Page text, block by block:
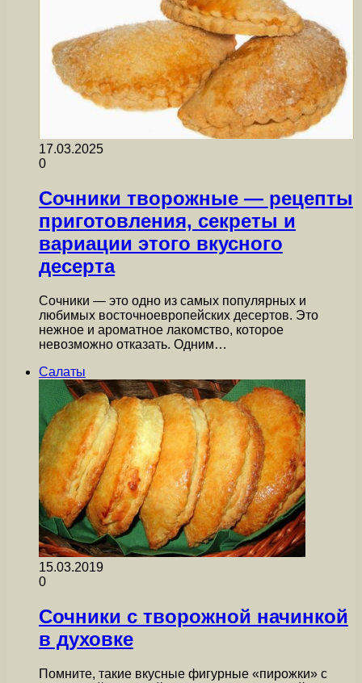
17.03.2025
0
Сочники творожные — рецепты
приготовления, секреты и
вариации этого вкусного
десерта
Сочники — это одно из самых популярных и
любимых восточноевропейских десертов. Это
нежное и ароматное лакомство, которое
невозможно отказать. Одним…
Салаты
15.03.2019
0
Сочники с творожной начинкой
в духовке
Помните, такие вкусные фигурные «пирожки» с